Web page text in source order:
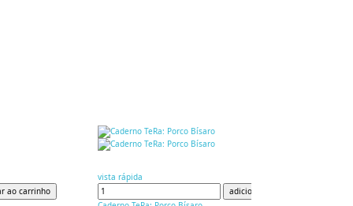
ao carrinho
vista rápida
adicionar ao carrinho